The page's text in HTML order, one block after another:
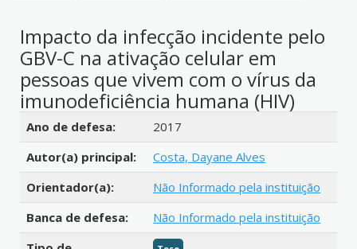
Impacto da infecção incidente pelo
GBV-C na ativação celular em
pessoas que vivem com o vírus da
imunodeficiência humana (HIV)
Detalhes bibliográficos
Ano de defesa:
2017
Autor(a) principal:
Costa, Dayane Alves
Orientador(a):
Não Informado pela instituição
Banca de defesa:
Não Informado pela instituição